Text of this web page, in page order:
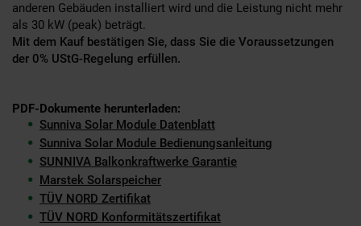
anderen Gebäuden installiert wird und die Leistung nicht mehr
als 30 kW (peak) beträgt.
Mit dem Kauf bestätigen Sie, dass Sie die Voraussetzungen
der 0% UStG-Regelung erfüllen.
PDF-Dokumente herunterladen:
Sunniva Solar Module Datenblatt
Sunniva Solar Module Bedienungsanleitung
SUNNIVA Balkonkraftwerke Garantie
Marstek Solarspeicher
TÜV NORD Zertifikat
TÜV NORD Konformitätszertifikat